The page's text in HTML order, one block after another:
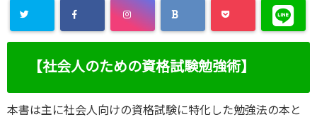
【社会人のための資格試験勉強術】
本書は主に社会人向けの資格試験に特化した勉強法の本と